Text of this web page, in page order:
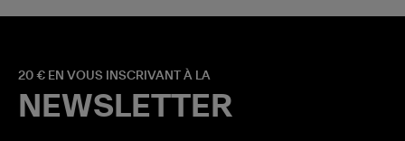
20 € EN VOUS INSCRIVANT À LA
NEWSLETTER